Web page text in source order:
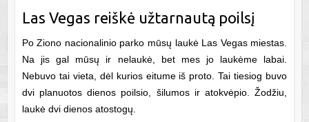
Las Vegas reiškė užtarnautą poilsį
Po Ziono nacionalinio parko mūsų laukė Las Vegas miestas.
Na jis gal mūsų ir nelaukė, bet mes jo laukėme labai.
Nebuvo tai vieta, dėl kurios eitume iš proto. Tai tiesiog buvo
dvi planuotos dienos poilsio, šilumos ir atokvėpio. Žodžiu,
laukė dvi dienos atostogų.